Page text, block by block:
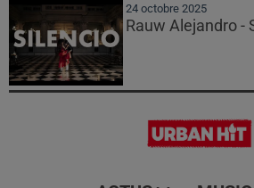
24 octobre 2025
Rauw Alejandro -